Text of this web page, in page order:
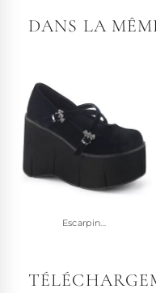
DANS LA
Escarpin...